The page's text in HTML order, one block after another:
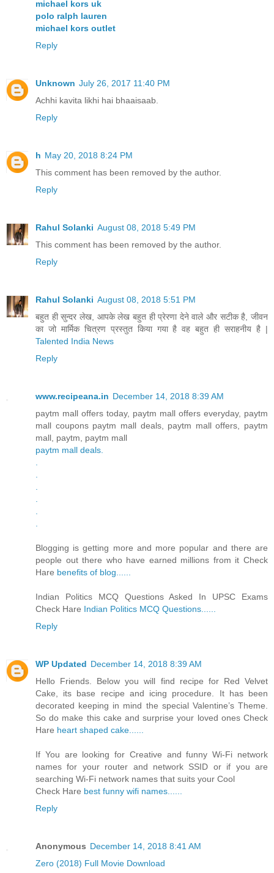
michael kors uk
polo ralph lauren
michael kors outlet
Reply
Unknown July 26, 2017 11:40 PM
Achhi kavita likhi hai bhaaisaab.
Reply
h May 20, 2018 8:24 PM
This comment has been removed by the author.
Reply
Rahul Solanki August 08, 2018 5:49 PM
This comment has been removed by the author.
Reply
Rahul Solanki August 08, 2018 5:51 PM
बहुत ही सुन्दर लेख, आपके लेख बहुत ही प्रेरणा देने वाले और सटीक है, जीवन
का जो मार्मिक चित्रण प्रस्तुत किया गया है वह बहुत ही सराहनीय है |
Talented India News
Reply
www.recipeana.in December 14, 2018 8:39 AM
paytm mall offers today, paytm mall offers everyday, paytm
mall coupons paytm mall deals, paytm mall offers, paytm
mall, paytm, paytm mall
paytm mall deals
Blogging is getting more and more popular and there are
people out there who have earned millions from it Check
Hare benefits of blog
Indian Politics MCQ Questions Asked In UPSC Exams
Check Hare Indian Politics MCQ Questions
Reply
WP Updated December 14, 2018 8:39 AM
Hello Friends. Below you will find recipe for Red Velvet
Cake, its base recipe and icing procedure. It has been
decorated keeping in mind the special Valentine’s Theme.
So do make this cake and surprise your loved ones Check
Hare heart shaped cake
If You are looking for Creative and funny Wi-Fi network
names for your router and network SSID or if you are
searching Wi-Fi network names that suits your Cool
Check Hare best funny wifi names
Reply
Anonymous December 14, 2018 8:41 AM
Zero (2018) Full Movie Download